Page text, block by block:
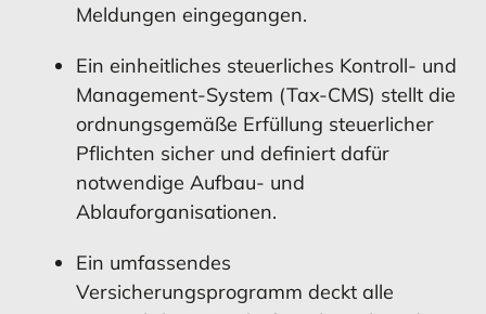
Meldungen eingegangen.
Ein einheitliches steuerliches Kontroll- und
Management-System (Tax-CMS) stellt die
ordnungsgemäße Erfüllung steuerlicher
Pflichten sicher und definiert dafür
notwendige Aufbau- und
Ablauforganisationen.
Ein umfassendes
Versicherungsprogramm deckt alle